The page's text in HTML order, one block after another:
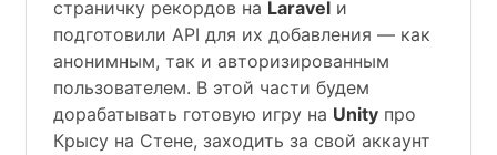
страничку рекордов на Laravel и
подготовили API для их добавления — как
анонимным, так и авторизированным
пользователем. В этой части будем
дорабатывать готовую игру на Unity про
Крысу на Стене, заходить за свой аккаунт